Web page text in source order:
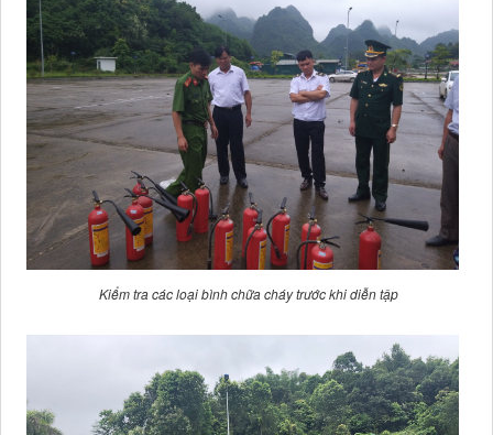
Kiểm tra các loại bình chữa cháy trước khi diễn tập